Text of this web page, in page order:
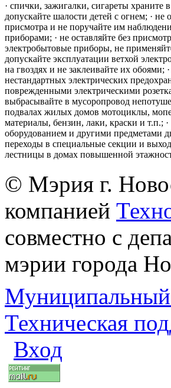
· спички, зажигалки, сигареты храните
допускайте шалости детей с огнем; · не
присмотра и не поручайте им
приборами; · не оставляйте без
электробытовые приборы, не
допускайте эксплуатации ветхой
на гвоздях и не заклеивайте их обоями;
нестандартных электрических
поврежденными электрическими
выбрасывайте в мусоропровод
подвалах жилых домов мотоциклы,
материалы, бензин, лаки, краски и т.п.;
оборудованием и другими предметами
переходы в специальные секции и
лестницы в домах повышенной
© Мэрия г.
компанией
совместно с
мэрии города
Муниципальный
Техническая
Вход